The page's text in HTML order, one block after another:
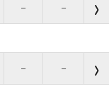
– –
– –